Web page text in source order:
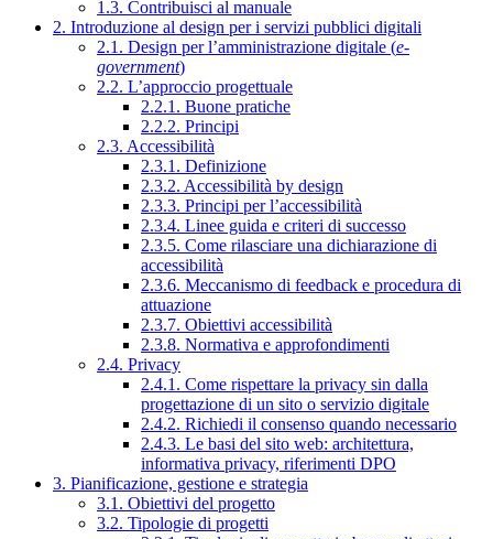
1.3. Contribuisci al manuale
2. Introduzione al design per i servizi pubblici digitali
2.1. Design per l’amministrazione digitale (e-
government)
2.2. L’approccio progettuale
2.2.1. Buone pratiche
2.2.2. Principi
2.3. Accessibilità
2.3.1. Definizione
2.3.2. Accessibilità by design
2.3.3. Principi per l’accessibilità
2.3.4. Linee guida e criteri di successo
2.3.5. Come rilasciare una dichiarazione di
accessibilità
2.3.6. Meccanismo di feedback e procedura di
attuazione
2.3.7. Obiettivi accessibilità
2.3.8. Normativa e approfondimenti
2.4. Privacy
2.4.1. Come rispettare la privacy sin dalla
progettazione di un sito o servizio digitale
2.4.2. Richiedi il consenso quando necessario
2.4.3. Le basi del sito web: architettura,
informativa privacy, riferimenti DPO
3. Pianificazione, gestione e strategia
3.1. Obiettivi del progetto
3.2. Tipologie di progetti